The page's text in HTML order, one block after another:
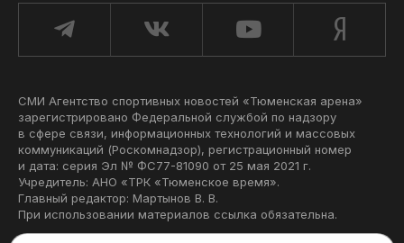
СМИ Агентство спортивных новостей «Тюменская арена»
зарегистрировано Федеральной службой по надзору
в сфере связи, информационных технологий и массовых
коммуникаций (Роскомнадзор), регистрационный номер
и дата: серия Эл № ФС77-81090 от 25 мая 2021 г.
Учредитель: АНО «ТРК «Тюменское время».
Главный редактор: Мартынов В. В.
При использовании материалов ссылка обязательна.